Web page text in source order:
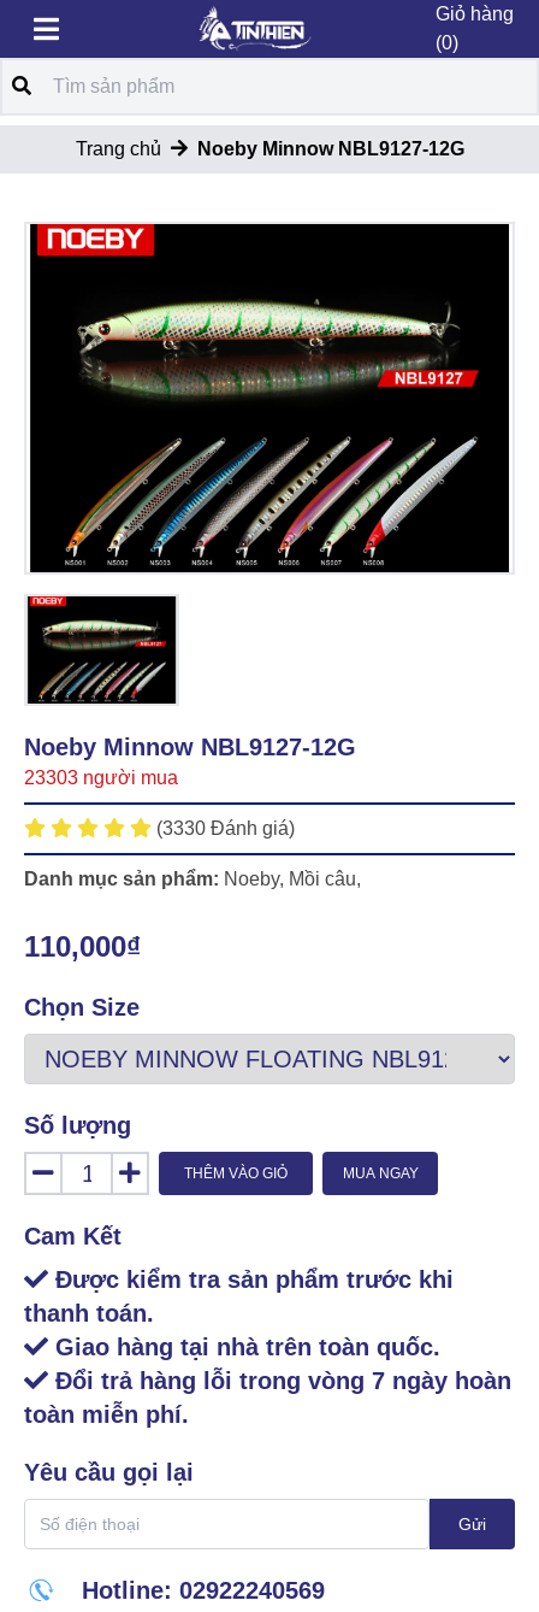
Giỏ hàng
(0)
Trang chủ Noeby Minnow NBL9127-12G
Noeby Minnow NBL9127-12G
23303 người mua
(3330 Đánh giá)
Danh mục sản phẩm: Noeby, Mồi câu,
110,000₫
Chọn Size
Số lượng
THÊM VÀO GIỎ MUA NGAY
Cam Kết
Được kiểm tra sản phẩm trước khi
thanh toán.
Giao hàng tại nhà trên toàn quốc.
Đổi trả hàng lỗi trong vòng 7 ngày hoàn
toàn miễn phí.
Yêu cầu gọi lại
Gửi
Hotline: 02922240569